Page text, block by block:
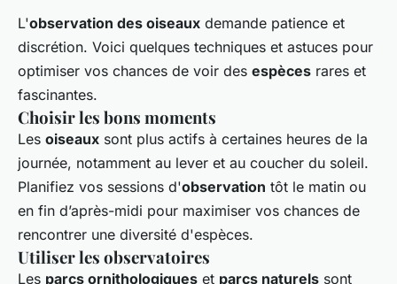
L'observation des oiseaux demande patience et
discrétion. Voici quelques techniques et astuces pour
optimiser vos chances de voir des espèces rares et
fascinantes.
Choisir les bons moments
Les oiseaux sont plus actifs à certaines heures de la
journée, notamment au lever et au coucher du soleil.
Planifiez vos sessions d'observation tôt le matin ou
en fin d’après-midi pour maximiser vos chances de
rencontrer une diversité d'espèces.
Utiliser les observatoires
Les parcs ornithologiques et parcs naturels sont